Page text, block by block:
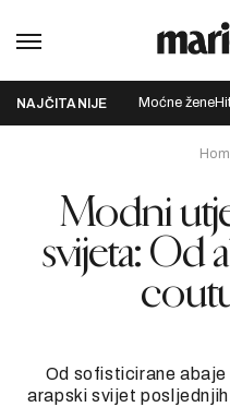
NAJČITANIJE Moćne žene
Modni
svijeta: Od
Od sofisticirane
arapski svijet